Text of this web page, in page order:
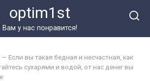
optim1st
Вам у нас понравится!
— Если вы такая бедная и несчастная, как
сухарями и водой, от нас денег вы